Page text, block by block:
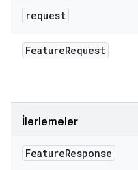
request
FeatureRequest
İlerlemeler
FeatureResponse